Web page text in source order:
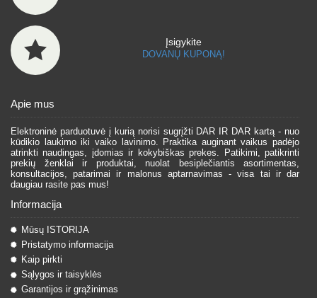
Įsigykite
DOVANŲ KUPONĄ!
Apie mus
Elektroninė parduotuvė į kurią norisi sugrįžti DAR IR DAR kartą - nuo
kūdikio laukimo iki vaiko lavinimo. Praktika auginant vaikus padėjo
atrinkti naudingas, įdomias ir kokybiškas prekes. Patikimi, patikrinti
prekių ženklai ir produktai, nuolat besiplečiantis asortimentas,
konsultacijos, patarimai ir malonus aptarnavimas - visa tai ir dar
daugiau rasite pas mus!
Informacija
Mūsų ISTORIJA
Pristatymo informacija
Kaip pirkti
Sąlygos ir taisyklės
Garantijos ir grąžinimas